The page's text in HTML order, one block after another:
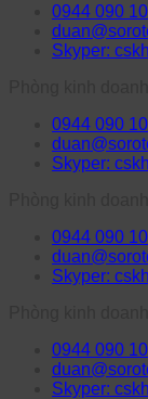
0944 090
Skyper:
0944 090
Skyper:
0944 090
Skyper:
0944 090
Skyper: